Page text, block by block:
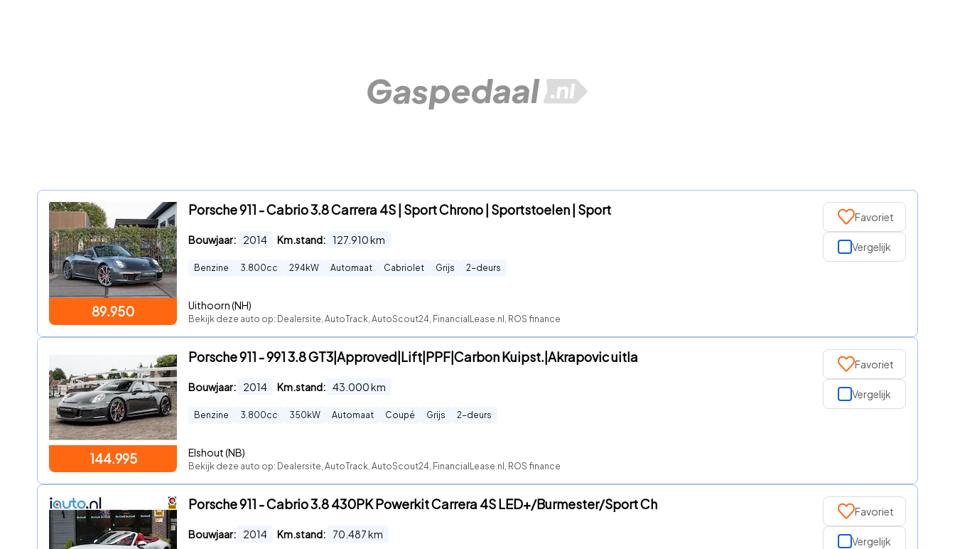
89.950
Porsche 911 - Cabrio 3.8 Carrera 4S | Sport Chrono | Sportstoelen | Sport
Bouwjaar: 2014 Km.stand: 127.910km
Benzine 3.800cc 294 kW Automaat Cabriolet Grijs 2-deurs
Uithoorn (NH)
Bekijk deze auto op: Dealersite, AutoTrack, AutoScout24, FinancialLease.nl, ROS finance
Favoriet
Vergelijk
144.995
Porsche 911 - 991 3.8 GT3|Approved|Lift|PPF|Carbon Kuipst.|Akrapovic uitla
Bouwjaar: 2014 Km.stand: 43.000km
Benzine 3.800cc 350 kW Automaat Coupé Grijs 2-deurs
Elshout (NB)
Bekijk deze auto op: Dealersite, AutoTrack, AutoScout24, FinancialLease.nl, ROS finance
Favoriet
Vergelijk
Porsche 911 - Cabrio 3.8 430PK Powerkit Carrera 4S LED+/Burmester/Sport Ch
Bouwjaar: 2014 Km.stand: 70.487km
Favoriet
Vergelijk